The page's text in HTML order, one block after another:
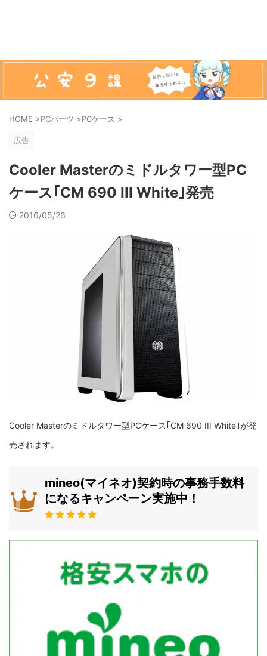
HOME >PCパーツ >PCケース >
広告
Cooler Masterのミドルタワー型PC
ケース｢CM 690 III White｣発売
2016/05/26
Cooler Masterのミドルタワー型PCケース｢CM 690 III White｣が発
売されます。
mineo(マイネオ)契約時の事務手数料
になるキャンペーン実施中！